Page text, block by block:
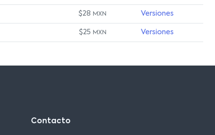
$28 MXN Versiones
$25 MXN Versiones
Contacto